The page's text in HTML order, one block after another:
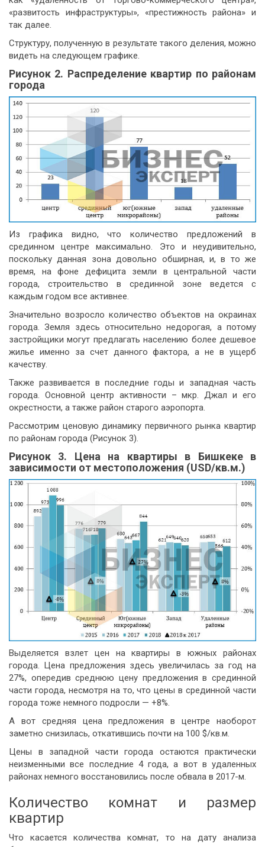
«развитость инфраструктуры», «престижность района» и
так далее.
Структуру, полученную в результате такого деления, можно
видеть на следующем графике.
Рисунок 2. Распределение квартир по районам
города
Из графика видно, что количество предложений в
срединном центре максимально. Это и неудивительно,
поскольку данная зона довольно обширная, и, в то же
время, на фоне дефицита земли в центральной части
города, строительство в срединной зоне ведется с
каждым годом все активнее.
Значительно возросло количество объектов на окраинах
города. Земля здесь относительно недорогая, а потому
застройщики могут предлагать населению более дешевое
жилье именно за счет данного фактора, а не в ущерб
качеству.
Также развивается в последние годы и западная часть
города. Основной центр активности – мкр. Джал и его
окрестности, а также район старого аэропорта.
Рассмотрим ценовую динамику первичного рынка квартир
по районам города (Рисунок 3).
Рисунок 3. Цена на квартиры в Бишкеке в
зависимости от местоположения (USD/кв.м.)
Выделяется взлет цен на квартиры в южных районах
города. Цена предложения здесь увеличилась за год на
27%, опередив среднюю цену предложения в срединной
части города, несмотря на то, что цены в срединной части
города тоже немного подросли — +8%.
А вот средняя цена предложения в центре наоборот
заметно снизилась, откатившись почти на 100 $/кв.м.
Цены в западной части города остаются практически
неизменными все последние 4 года, а вот в удаленных
районах немного восстановились после обвала в 2017-м.
Количество комнат и размер
квартир
Что касается количества комнат, то на дату анализа